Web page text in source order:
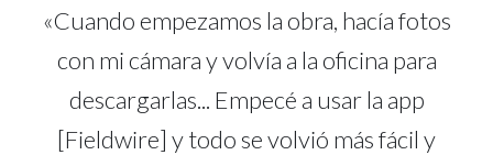
«Cuando empezamos la obra, hacía fotos
con mi cámara y volvía a la oficina para
descargarlas... Empecé a usar la app
[Fieldwire] y todo se volvió más fácil y